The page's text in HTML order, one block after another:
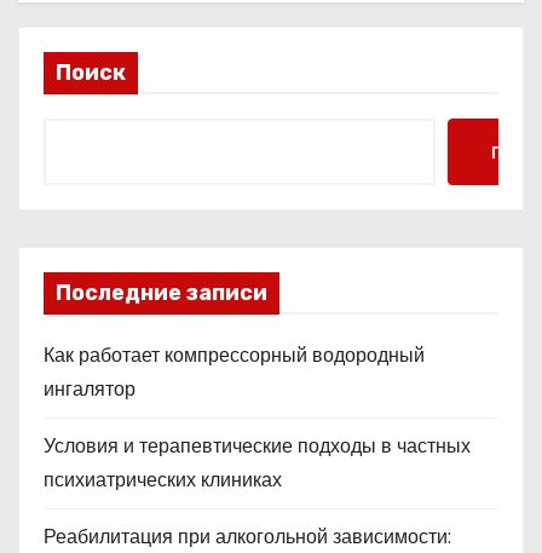
Поиск
Поиск
Последние записи
Как работает компрессорный водородный
ингалятор
Условия и терапевтические подходы в частных
психиатрических клиниках
Реабилитация при алкогольной зависимости: